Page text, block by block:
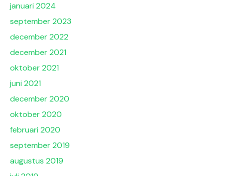
januari 2024
september 2023
december 2022
december 2021
oktober 2021
juni 2021
december 2020
oktober 2020
februari 2020
september 2019
augustus 2019